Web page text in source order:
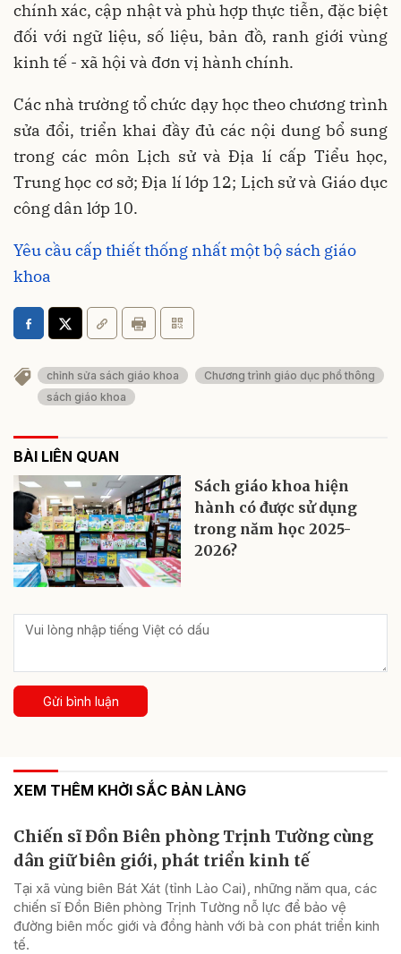
chính xác, cập nhật và phù hợp thực tiễn, đặc biệt
đối với ngữ liệu, số liệu, bản đồ, ranh giới vùng
kinh tế - xã hội và đơn vị hành chính.
Các nhà trường tổ chức dạy học theo chương trình
sửa đổi, triển khai đầy đủ các nội dung bổ sung
trong các môn Lịch sử và Địa lí cấp Tiểu học,
Trung học cơ sở; Địa lí lớp 12; Lịch sử và Giáo dục
công dân lớp 10.
Yêu cầu cấp thiết thống nhất một bộ sách giáo
khoa
chỉnh sửa sách giáo khoa
Chương trình giáo dục phổ thông
sách giáo khoa
BÀI LIÊN QUAN
Sách giáo khoa hiện
hành có được sử dụng
trong năm học 2025-
2026?
Gửi bình luận
XEM THÊM KHỞI SẮC BẢN LÀNG
Chiến sĩ Đồn Biên phòng Trịnh Tường cùng
dân giữ biên giới, phát triển kinh tế
Tại xã vùng biên Bát Xát (tỉnh Lào Cai), những năm qua, các
chiến sĩ Đồn Biên phòng Trịnh Tường nỗ lực để bảo vệ
đường biên mốc giới và đồng hành với bà con phát triển kinh
tế.